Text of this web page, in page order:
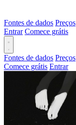
Fontes de dados Preços
Entrar Comece grátis
Fontes de dados Preços
Comece grátis Entrar